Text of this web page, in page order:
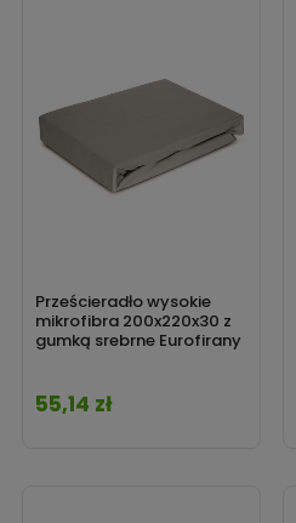
Prześcieradło wysokie
mikrofibra 200x220x30 z
gumką srebrne Eurofirany
Cena
55,14 zł